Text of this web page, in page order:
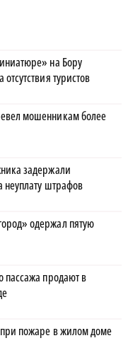
на Бору
туристов
мошенникам более
задержали
неуплату штрафов
одержал пятую
пассажа продают в
пожаре в жилом доме